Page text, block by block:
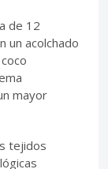
de 12
un acolchado
mayor
tejidos